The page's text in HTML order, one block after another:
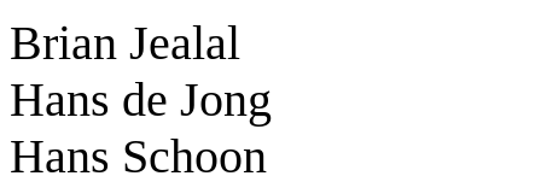
Brian Jealal
Hans de Jong
Hans Schoon